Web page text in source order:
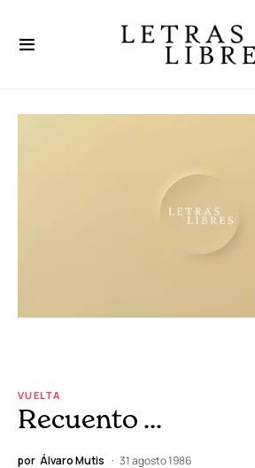
VUELTA
Recuento …
por Álvaro Mutis 31 agosto 1986